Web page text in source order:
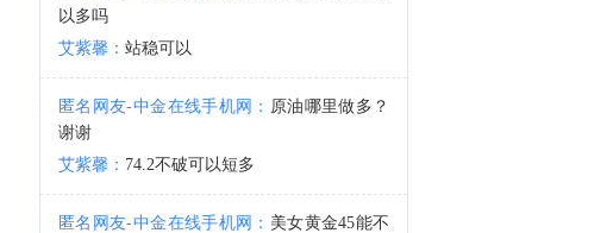
以多吗
艾紫馨： 站稳可以
匿名网友-中金在线手机网： 原油哪里做多？
谢谢
艾紫馨： 74.2不破可以短多
匿名网友-中金在线手机网： 美女黄金45能不